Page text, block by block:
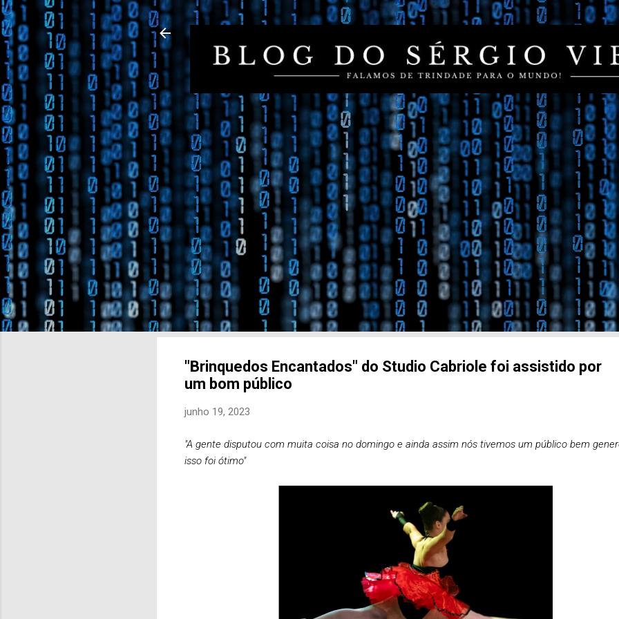
Pular para o conteúdo principal
"Brinquedos Encantados" do Studio Cabriole foi assistido por
um bom público
junho 19, 2023
"A gente disputou com muita coisa no domingo e ainda assim nós tivemos um público bem
isso foi ótimo"